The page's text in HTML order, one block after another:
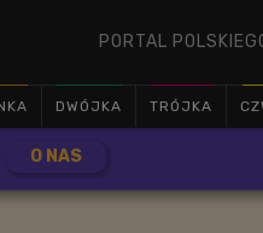
PORTAL
DWÓJKA TRÓJKA
O NAS